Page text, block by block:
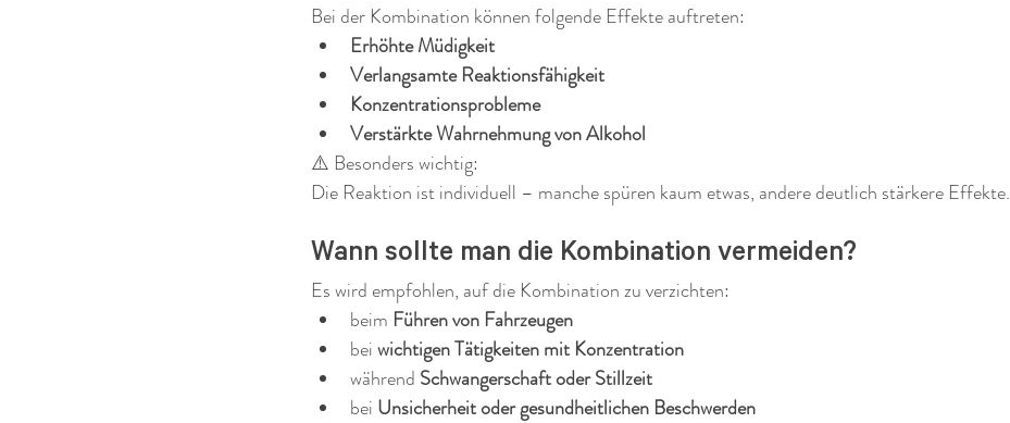
Bei der Kombination können folgende Effekte auftreten:
Erhöhte Müdigkeit
Verlangsamte Reaktionsfähigkeit
Konzentrationsprobleme
Verstärkte Wahrnehmung von Alkohol
⚠️ Besonders wichtig:
Die Reaktion ist individuell – manche spüren kaum etwas, andere deutlich stärkere Effekte.
Wann sollte man die Kombination vermeiden?
Es wird empfohlen, auf die Kombination zu verzichten:
beim Führen von Fahrzeugen
bei wichtigen Tätigkeiten mit Konzentration
während Schwangerschaft oder Stillzeit
bei Unsicherheit oder gesundheitlichen Beschwerden